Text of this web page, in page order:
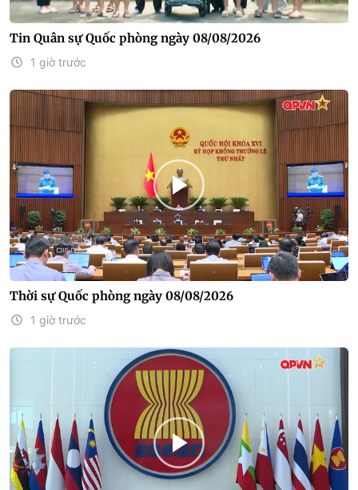
Tin Quân sự Quốc phòng ngày 08/08/2026
1 giờ trước
Thời sự Quốc phòng ngày 08/08/2026
1 giờ trước